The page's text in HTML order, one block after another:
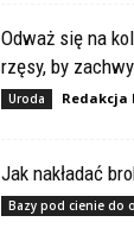
Odważ się na
rzęsy, by
Uroda Redakcja
Jak nakładać
Bazy pod cienie do